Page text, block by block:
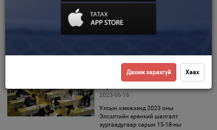
2023-07-26
Засгийн газрын ээлжит хуралдаан
2023 оны долдугаар сарын 26-нд
Англи хэлний шалгалтад 800
оноо авсан сурагчдын нэрийг
2023-06-16
Улсын хэмжээнд 2023 оны
Элсэлтийн ерөнхий шалгалт
зургаадугаар сарын 15-18-ны
Дахиж харахгүй Хаах